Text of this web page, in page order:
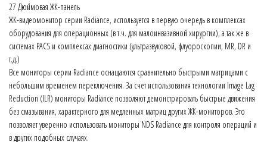
27 Дюймовая ЖК-панель
ЖК-видеомонитор серии Radiance, используется в первую очередь в комплексах
оборудования для операционных (в т.ч. для малоинвазивной хирургии), а так же в
системах PACS и комплексах диагностики (ультразвуковой, флуороскопии, MR, DR и
т.д.)
Все мониторы серии Radiance оснащаются сравнительно быстрыми матрицами с
небольшим временем переключения. За счет использования технологии Image Lag
Reduction (ILR) мониторы Radiance позволяют демонстрировать быстрые движения
без смазывания, характерного для медленных матриц других ЖК-мониторов. Это
позволяет уверенно использовать мониторы NDS Radiance для контроля операций и
в других подобных случаях.